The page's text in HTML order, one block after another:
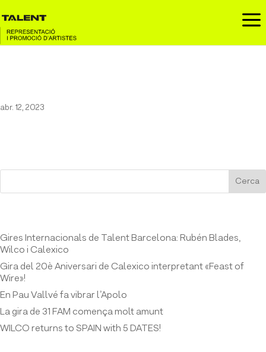
a
abr. 12, 2023
Cerca
Gires Internacionals de Talent Barcelona: Rubén Blades,
Wilco i Calexico
Gira del 20è Aniversari de Calexico interpretant «Feast of
Wire»!
En Pau Vallvé fa vibrar l’Apolo
La gira de 31 FAM comença molt amunt
WILCO returns to SPAIN with 5 DATES!